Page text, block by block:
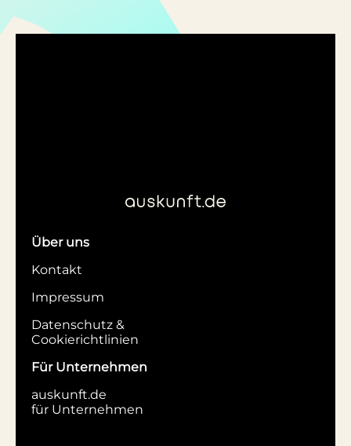
Über uns
Kontakt
Impressum
Datenschutz &
Cookierichtlinien
Für Unternehmen
auskunft.de
für Unternehmen